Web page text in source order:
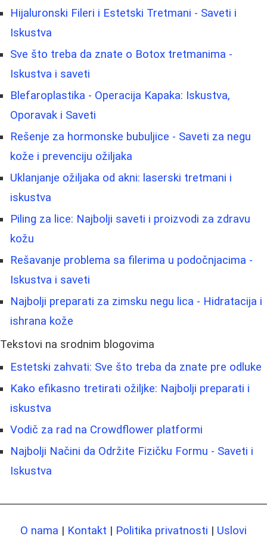
Hijaluronski Fileri i Estetski Tretmani - Saveti i
Iskustva
Sve što treba da znate o Botox tretmanima -
Iskustva i saveti
Blefaroplastika - Operacija Kapaka: Iskustva,
Oporavak i Saveti
Rešenje za hormonske bubuljice - Saveti za negu
kože i prevenciju ožiljaka
Uklanjanje ožiljaka od akni: laserski tretmani i
iskustva
Piling za lice: Najbolji saveti i proizvodi za zdravu
kožu
Rešavanje problema sa filerima u podočnjacima -
Iskustva i saveti
Najbolji preparati za zimsku negu lica - Hidratacija i
ishrana kože
Tekstovi na srodnim blogovima
Estetski zahvati: Sve što treba da znate pre odluke
Kako efikasno tretirati ožiljke: Najbolji preparati i
iskustva
Vodič za rad na Crowdflower platformi
Najbolji Načini da Održite Fizičku Formu - Saveti i
Iskustva
O nama | Kontakt | Politika privatnosti | Uslovi